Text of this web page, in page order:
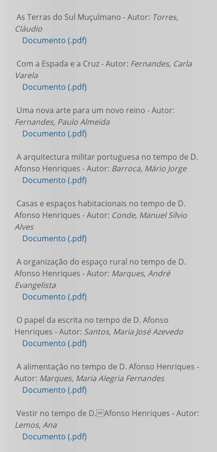
As Terras do Sul Muçulmano - Autor: Torres,
Cláudio
Documento (.pdf)
Com a Espada e a Cruz - Autor: Fernandes, Carla
Varela
Documento (.pdf)
Uma nova arte para um novo reino - Autor:
Fernandes, Paulo Almeida
Documento (.pdf)
A arquitectura militar portuguesa no tempo de D.
Afonso Henriques - Autor: Barroca, Mário Jorge
Documento (.pdf)
Casas e espaços habitacionais no tempo de D.
Afonso Henriques - Autor: Conde, Manuel Sílvio
Alves
Documento (.pdf)
A organização do espaço rural no tempo de D.
Afonso Henriques - Autor: Marques, André
Evangelista
Documento (.pdf)
O papel da escrita no tempo de D. Afonso
Henriques - Autor: Santos, Maria José Azevedo
Documento (.pdf)
A alimentação no tempo de D. Afonso Henriques -
Autor: Marques, Maria Alegria Fernandes
Documento (.pdf)
Vestir no tempo de D.Afonso Henriques - Autor:
Lemos, Ana
Documento (.pdf)